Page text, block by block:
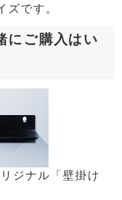
ズです。
にご購入はい
ジナル「壁掛け